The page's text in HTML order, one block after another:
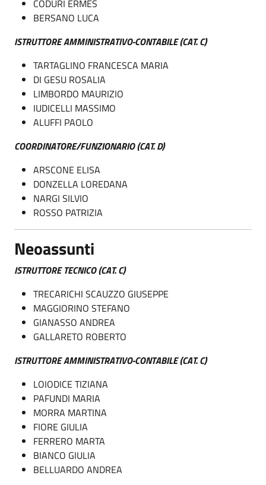
CODURI ERMES
BERSANO LUCA
ISTRUTTORE AMMINISTRATIVO-CONTABILE (CAT. C)
TARTAGLINO FRANCESCA MARIA
DI GESU ROSALIA
LIMBORDO MAURIZIO
IUDICELLI MASSIMO
ALUFFI PAOLO
COORDINATORE/FUNZIONARIO (CAT. D)
ARSCONE ELISA
DONZELLA LOREDANA
NARGI SILVIO
ROSSO PATRIZIA
Neoassunti
ISTRUTTORE TECNICO (CAT. C)
TRECARICHI SCAUZZO GIUSEPPE
MAGGIORINO STEFANO
GIANASSO ANDREA
GALLARETO ROBERTO
ISTRUTTORE AMMINISTRATIVO-CONTABILE (CAT. C)
LOIODICE TIZIANA
PAFUNDI MARIA
MORRA MARTINA
FIORE GIULIA
FERRERO MARTA
BIANCO GIULIA
BELLUARDO ANDREA